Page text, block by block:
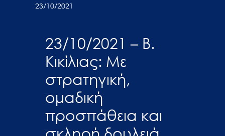
προσβασιμότητας.
23/10/2021
23/10/2021 – Β.
Κικίλιας: Με
στρατηγική,
ομαδική
προσπάθεια και